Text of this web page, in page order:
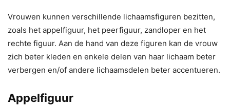
Vrouwen kunnen verschillende lichaamsfiguren bezitten,
zoals het appelfiguur, het peerfiguur, zandloper en het
rechte figuur. Aan de hand van deze figuren kan de vrouw
zich beter kleden en enkele delen van haar lichaam beter
verbergen en/of andere lichaamsdelen beter accentueren.
Appelfiguur